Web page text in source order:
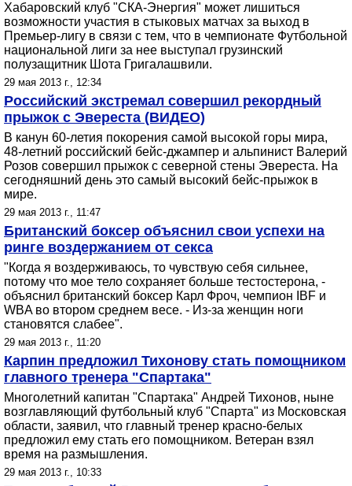
Хабаровский клуб "СКА-Энергия" может лишиться
возможности участия в стыковых матчах за выход в
Премьер-лигу в связи с тем, что в чемпионате Футбольной
национальной лиги за нее выступал грузинский
полузащитник Шота Григалашвили.
29 мая 2013 г., 12:34
Российский экстремал совершил рекордный
прыжок с Эвереста (ВИДЕО)
В канун 60-летия покорения самой высокой горы мира,
48-летний российский бейс-джампер и альпинист Валерий
Розов совершил прыжок с северной стены Эвереста. На
сегодняшний день это самый высокий бейс-прыжок в
мире.
29 мая 2013 г., 11:47
Британский боксер объяснил свои успехи на
ринге воздержанием от секса
"Когда я воздерживаюсь, то чувствую себя сильнее,
потому что мое тело сохраняет больше тестостерона, -
объяснил британский боксер Карл Фроч, чемпион IBF и
WBA во втором среднем весе. - Из-за женщин ноги
становятся слабее".
29 мая 2013 г., 11:20
Карпин предложил Тихонову стать помощником
главного тренера "Спартака"
Многолетний капитан "Спартака" Андрей Тихонов, ныне
возглавляющий футбольный клуб "Спарта" из Московская
области, заявил, что главный тренер красно-белых
предложил ему стать его помощником. Ветеран взял
время на размышления.
29 мая 2013 г., 10:33